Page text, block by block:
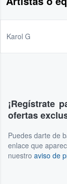
Karol G
¡Regístrate
ofertas
Puedes darte de
enlace que
nuestro aviso de